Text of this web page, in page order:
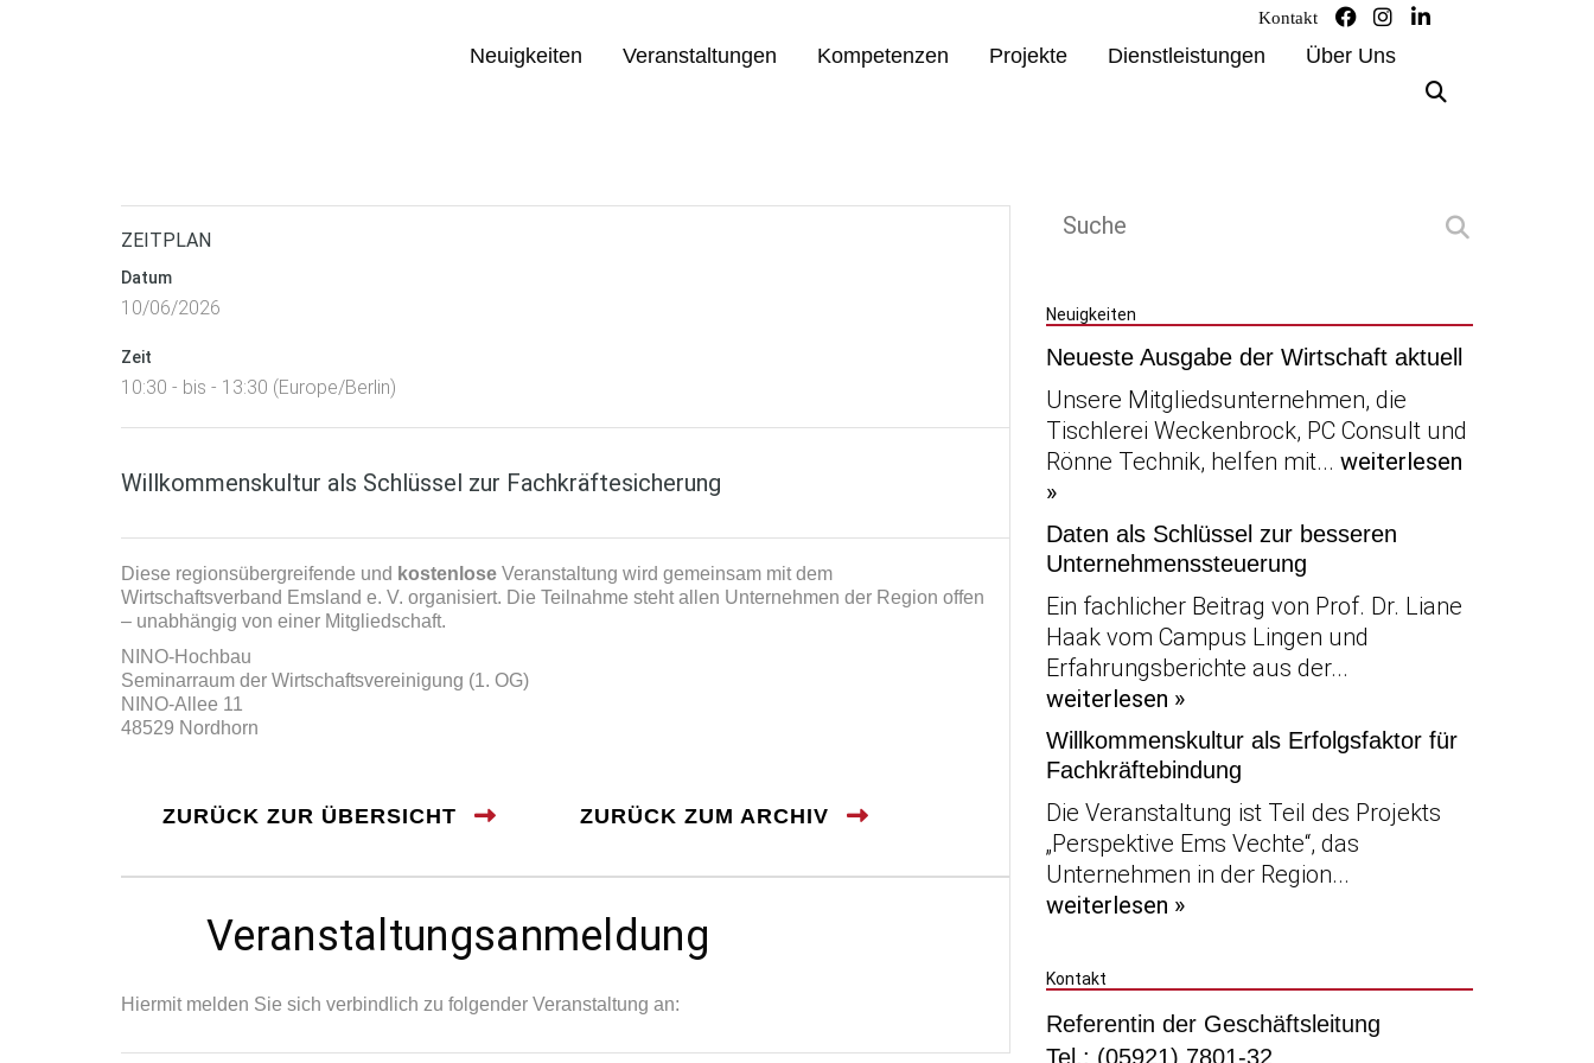
Kontakt
Neuigkeiten Veranstaltungen Kompetenzen Projekte Dienstleistungen Über Uns
ZEITPLAN
Datum
10/06/2026
Zeit
10:30 - bis - 13:30 (Europe/Berlin)
Willkommenskultur als Schlüssel zur Fachkräftesicherung
Diese regionsübergreifende und kostenlose Veranstaltung wird gemeinsam mit dem
Wirtschaftsverband Emsland e. V. organisiert. Die Teilnahme steht allen Unternehmen der Region offen
– unabhängig von einer Mitgliedschaft.
NINO-Hochbau
Seminarraum der Wirtschaftsvereinigung (1. OG)
NINO-Allee 11
48529 Nordhorn
ZURÜCK ZUR ÜBERSICHT ZURÜCK ZUM ARCHIV
Veranstaltungsanmeldung
Hiermit melden Sie sich verbindlich zu folgender Veranstaltung an:
Neuigkeiten
Neueste Ausgabe der Wirtschaft aktuell
Unsere Mitgliedsunternehmen, die
Tischlerei Weckenbrock, PC Consult und
Rönne Technik, helfen mit... weiterlesen
»
Daten als Schlüssel zur besseren
Unternehmenssteuerung
Ein fachlicher Beitrag von Prof. Dr. Liane
Haak vom Campus Lingen und
Erfahrungsberichte aus der...
weiterlesen »
Willkommenskultur als Erfolgsfaktor für
Fachkräftebindung
Die Veranstaltung ist Teil des Projekts
„Perspektive Ems Vechte“, das
Unternehmen in der Region...
weiterlesen »
Kontakt
Referentin der Geschäftsleitung
Tel.: (05921) 7801-32